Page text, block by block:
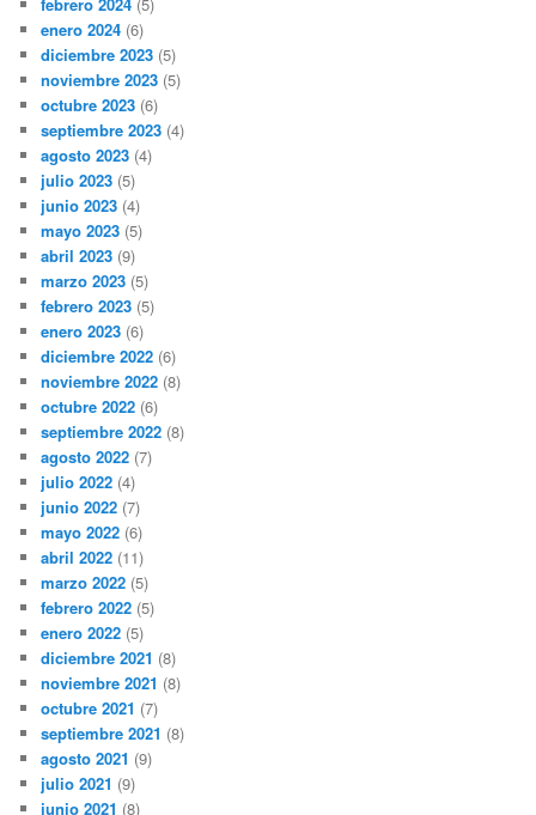
enero 2024 (6)
diciembre 2023 (5)
noviembre 2023 (5)
octubre 2023 (6)
septiembre 2023 (4)
agosto 2023 (4)
julio 2023 (5)
junio 2023 (4)
mayo 2023 (5)
abril 2023 (9)
marzo 2023 (5)
febrero 2023 (5)
enero 2023 (6)
diciembre 2022 (6)
noviembre 2022 (8)
octubre 2022 (6)
septiembre 2022 (8)
agosto 2022 (7)
julio 2022 (4)
junio 2022 (7)
mayo 2022 (6)
abril 2022 (11)
marzo 2022 (5)
febrero 2022 (5)
enero 2022 (5)
diciembre 2021 (8)
noviembre 2021 (8)
octubre 2021 (7)
septiembre 2021 (8)
agosto 2021 (9)
julio 2021 (9)
junio 2021 (8)